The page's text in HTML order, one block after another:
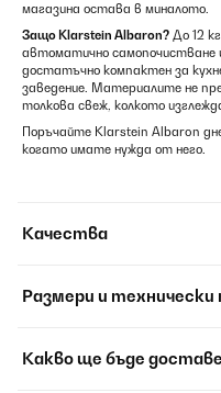
магазина остава в миналото.
Защо Klarstein Albaron? До 12
автоматично самопочистване
достатъчно компактен за
заведение. Материалите не
толкова свеж, колкото
Поръчайте Klarstein Albaron
когато имате нужда от него.
Качества
Размери и технически
Какво ще бъде